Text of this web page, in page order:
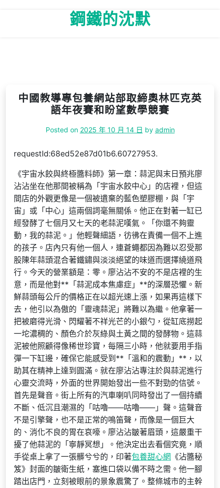
鋼鐵的沈默
中國教導專包養網站部取締奧林匹克英
語年夜賽和盼望數學競賽
Posted on 2025 年 10 月 14 日 by admin
requestId:68ed52e87d01b6.60727953.
《宇宙水餃與終極醬料師》第一章：蒜泥與末日預兆廖
沾沾坐在他那間被稱為「宇宙水餃中心」的店裡，但這
間店的外觀更像是一個被遺棄的藍色塑膠棚，與「宇
宙」或「中心」這兩個詞毫無關係。他正在對著一缸已
經發酵了七個月又七天的老蒜泥嘆氣。「你還不夠靈
動，我的蒜泥。」他輕聲細語，彷彿在責備一個不上進
的孩子。店內只有他一個人，連蒼蠅都因為難以忍受那
股陳年蒜頭混合著鐵鏽與淡淡絕望的味道而選擇繞道飛
行。今天的營業額是：零。廖沾沾不安的不是店裡的生
意，而是他對**「蒜泥成本焦慮症」**的深層恐懼。新
鮮蒜頭每公斤的價格正在以超光速上漲，如果再這樣下
去，他引以為傲的「靈魂蒜泥」將難以為繼。他拿著一
把被磨得光滑、閃耀著不祥光芒的小銀勺，從缸底撈起
一坨濃稠的、顏色介於灰綠與土黃之間的發酵物。這蒜
泥被他照顧得像稀世珍寶，每隔三小時，他就要用手指
彈一下缸邊，確保它能感受到**「溫和的震動」**，以
助其在精神上達到圓滿。就在廖沾沾專注於與蒜泥進行
心靈交流時，外面的世界開始發出一些不對勁的信號。
首先是聲音。街上所有的汽車喇叭同時發出了一個持續
不斷、低沉且潮濕的「咕嚕——咕嚕——」聲。這聲音
不是引擎聲，也不是正常的鳴笛聲，而像是一個巨大
的、消化不良的胃在哀嚎。廖沾沾皺著眉頭，這嚴重干
擾了他蒜泥的「寧靜冥想」。他決定出去看個究竟，順
手從桌上拿了一張髒兮兮的，印著包養甜心網 《沾醬秘
笈》封面的皺衛生紙，塞進口袋以備不時之需。他一腳
踏出店門，立刻被眼前的景象震驚了。整條城市的主幹